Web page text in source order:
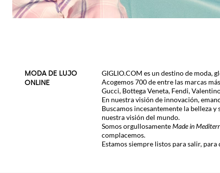
MODA DE LUJO
ONLINE
GIGLIO.COM es un destino de moda,
Acogemos 700 de entre las marcas
Gucci, Bottega Veneta, Fendi,
En nuestra visión de innovación,
Buscamos incesantemente la belleza
nuestra visión del mundo.
Somos orgullosamenteMade in
complacemos.
Estamos siempre listos para salir, para